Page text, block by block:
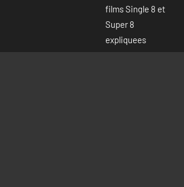
films Single 8 et
Super 8
expliquees